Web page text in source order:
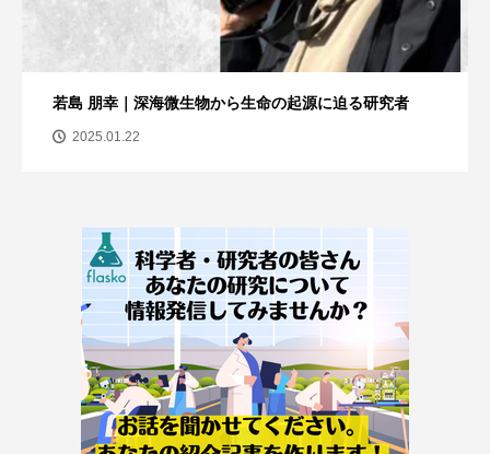
若島 朋幸｜深海微生物から生命の起源に迫る研究者
2025.01.22